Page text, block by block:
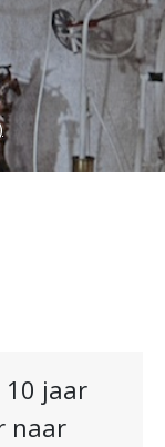
10 jaar
naar